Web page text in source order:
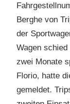
Berghe von
der
Wagen
zwei Monate
Florio, hatte
gemeldet.